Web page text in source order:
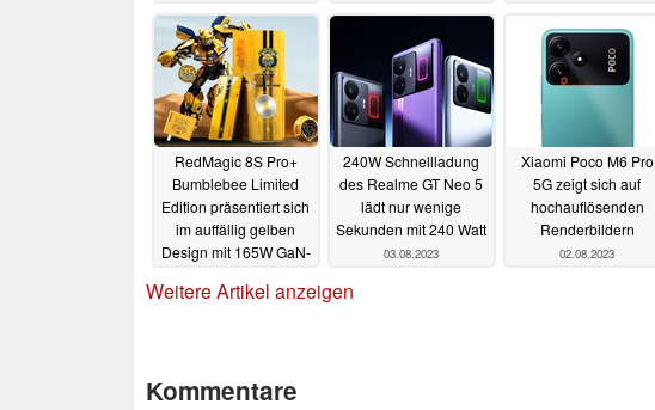
RedMagic 8S Pro+
Bumblebee Limited
Edition präsentiert sich
im auffällig gelben
Design mit 165W GaN-
240W Schnellladung
des Realme GT Neo 5
lädt nur wenige
Sekunden mit 240 Watt
03.08.2023
Xiaomi Poco M6 Pro
5G zeigt sich auf
hochauflösenden
Renderbildern
02.08.2023
Weitere Artikel anzeigen
Kommentare